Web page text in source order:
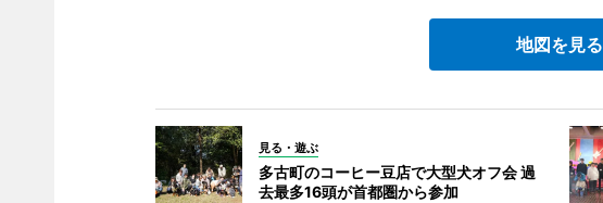
地図を見る
見る・遊ぶ
多古町のコーヒー豆店で大型犬オフ会 過
去最多16頭が首都圏から参加